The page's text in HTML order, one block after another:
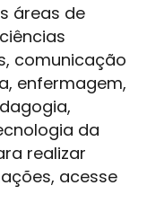
áreas de
comunicação
enfermagem,
da
realizar
acesse